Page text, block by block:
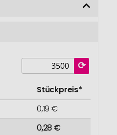
Stückpreis*
0,19 €
0,28 €